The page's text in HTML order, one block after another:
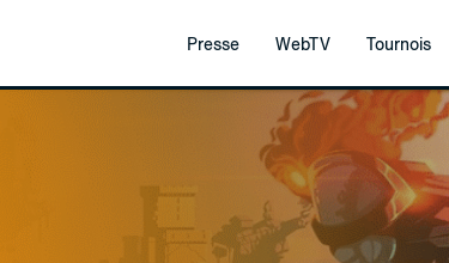
Presse WebTV Tournois